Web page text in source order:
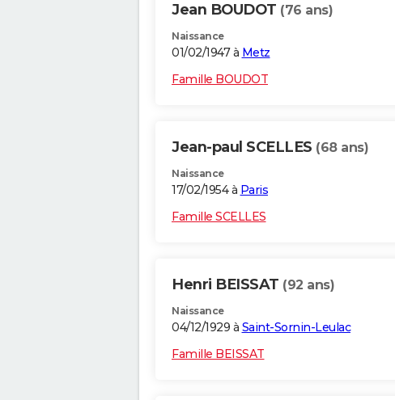
Jean BOUDOT (76 ans)
Naissance
01/02/1947 à Metz
Famille BOUDOT
Jean-paul SCELLES (68 ans)
Naissance
17/02/1954 à Paris
Famille SCELLES
Henri BEISSAT (92 ans)
Naissance
04/12/1929 à Saint-Sornin-Leulac
Famille BEISSAT